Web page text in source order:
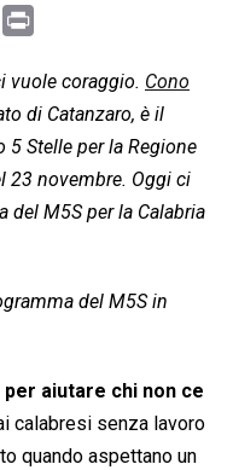
i
n
t
vuole coraggio. Cono
di Catanzaro, è il
Stelle per la Regione
23 novembre. Oggi ci
del M5S per la Calabria
del M5S in
aiutare chi non ce
calabresi senza lavoro
quando aspettano un